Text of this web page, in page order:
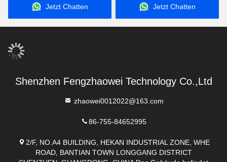
Brennstoffzellensensor
Jetzt Chatten Jetzt Chatten
Shenzhen Fengzhaowei Technology Co.,Ltd
zhaowei0012022@163.com
86-755-84652995
2/F, NO.A4 BUILDING, HEKAN INDUSTRIAL ZONE, WHE
ROAD, BANTIAN TOWN LONGGANG DISTRICT